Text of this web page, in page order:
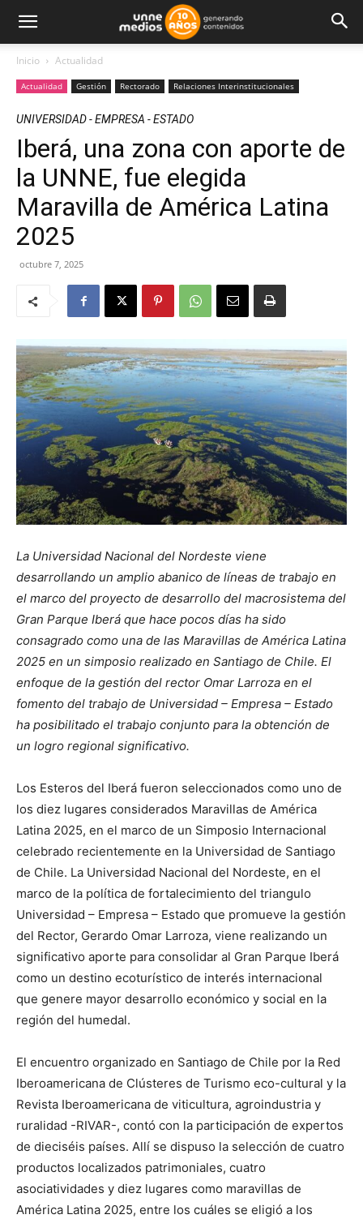
Inicio Actualidad
Actualidad Gestión Rectorado Relaciones Interinstitucionales
UNIVERSIDAD - EMPRESA - ESTADO
Iberá, una zona con aporte de
la UNNE, fue elegida
Maravilla de América Latina
2025
octubre 7, 2025
La Universidad Nacional del Nordeste viene
desarrollando un amplio abanico de líneas de trabajo en
el marco del proyecto de desarrollo del macrosistema del
Gran Parque Iberá que hace pocos días ha sido
consagrado como una de las Maravillas de América Latina
2025 en un simposio realizado en Santiago de Chile. El
enfoque de la gestión del rector Omar Larroza en el
fomento del trabajo de Universidad – Empresa – Estado
ha posibilitado el trabajo conjunto para la obtención de
un logro regional significativo.
Los Esteros del Iberá fueron seleccionados como uno de
los diez lugares considerados Maravillas de América
Latina 2025, en el marco de un Simposio Internacional
celebrado recientemente en la Universidad de Santiago
de Chile. La Universidad Nacional del Nordeste, en el
marco de la política de fortalecimiento del triangulo
Universidad – Empresa – Estado que promueve la gestión
del Rector, Gerardo Omar Larroza, viene realizando un
significativo aporte para consolidar al Gran Parque Iberá
como un destino ecoturístico de interés internacional
que genere mayor desarrollo económico y social en la
región del humedal.
El encuentro organizado en Santiago de Chile por la Red
Iberoamericana de Clústeres de Turismo eco-cultural y la
Revista Iberoamericana de viticultura, agroindustria y
ruralidad -RIVAR-, contó con la participación de expertos
de dieciséis países. Allí se dispuso la selección de cuatro
productos localizados patrimoniales, cuatro
asociatividades y diez lugares como maravillas de
América Latina 2025, entre los cuáles se eligió a los